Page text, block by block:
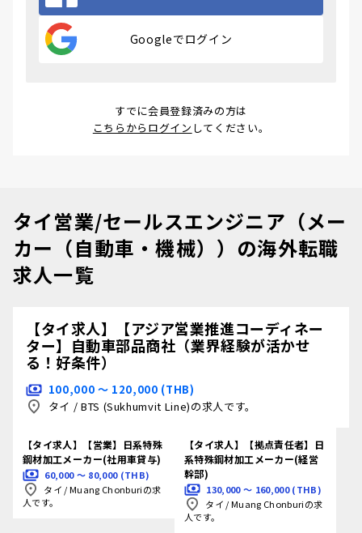
Googleでログイン
すでに会員登録済みの方は
こちらからログイン してください。
タイ営業/セールスエンジニア（メー
カー（自動車・機械））の海外転職
求人一覧
【タイ求人】【アジア営業推進コーディネー
ター】自動車部品商社（業界経験が活かせ
る！好条件）
100,000 〜 120,000 (THB)
タイ / BTS (Sukhumvit Line)の求人です。
【タイ求人】【営業】日系特殊
鋼材加工メーカー(社用車貸与)
60,000 〜 80,000 (THB)
タイ /Muang Chonburiの求
人です。
【タイ求人】【拠点責任者】日
系特殊鋼材加工メーカー(経営
幹部)
130,000 〜 160,000 (THB)
タイ /Muang Chonburiの求
人です。